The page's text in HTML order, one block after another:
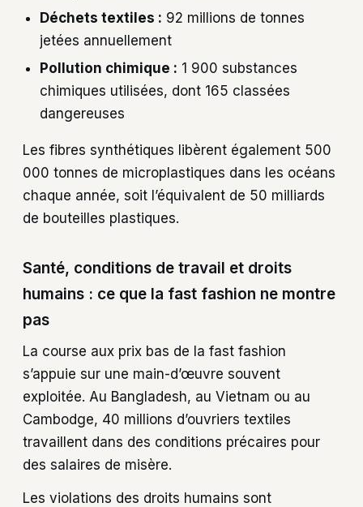
Déchets textiles : 92 millions de tonnes
jetées annuellement
Pollution chimique : 1 900 substances
chimiques utilisées, dont 165 classées
dangereuses
Les fibres synthétiques libèrent également 500
000 tonnes de microplastiques dans les océans
chaque année, soit l’équivalent de 50 milliards
de bouteilles plastiques.
Santé, conditions de travail et droits
humains : ce que la fast fashion ne montre
pas
La course aux prix bas de la fast fashion
s’appuie sur une main-d’œuvre souvent
exploitée. Au Bangladesh, au Vietnam ou au
Cambodge, 40 millions d’ouvriers textiles
travaillent dans des conditions précaires pour
des salaires de misère.
Les violations des droits humains sont